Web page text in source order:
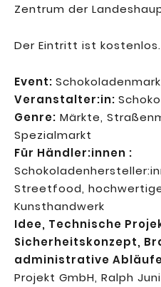
Zentrum der
Der Eintritt ist kostenlos.
Event:
Veranstalter:in:
Genre: Märkte,
Spezialmarkt
Für Händler:innen :
Streetfood,
Kunsthandwerk
Idee, Technische
Sicherheitskonzept,
administrative
Projekt GmbH, Ralph